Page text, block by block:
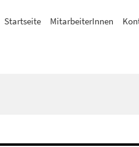
Startseite MitarbeiterInnen